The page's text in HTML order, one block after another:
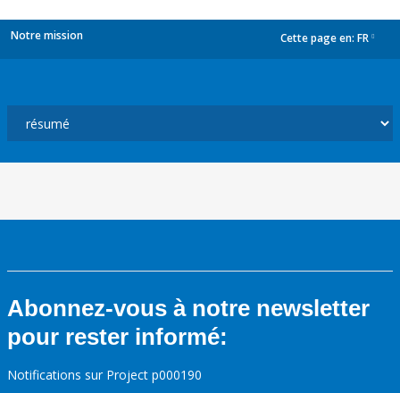
Notre mission Cette page en: FR
Abonnez-vous à notre newsletter
pour rester informé:
Notifications sur Project p000190